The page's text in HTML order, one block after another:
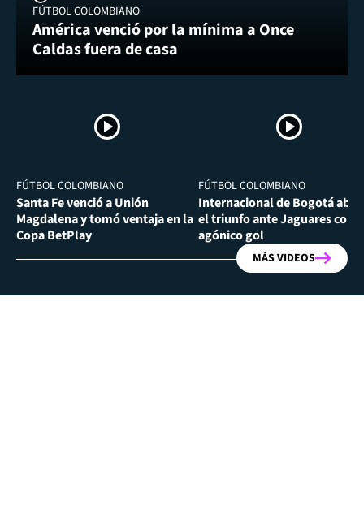
FÚTBOL COLOMBIANO
América venció por la mínima a Once
Caldas fuera de casa
FÚTBOL COLOMBIANO
Santa Fe venció a Unión
Magdalena y tomó ventaja en la
Copa BetPlay
FÚTBOL COLOMBIANO
Internacional de Bogotá
el triunfo ante Jaguares con
agónico gol
MÁS VIDEOS